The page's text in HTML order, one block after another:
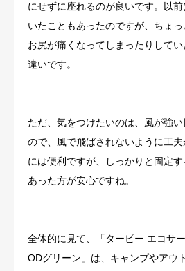
にせずに座れるのが良いです。以
いたこともあったのですが、ちょ
お尻が痛くなってしまったりして
違いです。
ただ、気をつけたいのは、風が強
ので、風で飛ばされないように工
には便利ですが、しっかりと固定
あった方が安心ですね。
全体的に見て、「ターピー エコサ
ODグリーン」は、キャンプやアウ